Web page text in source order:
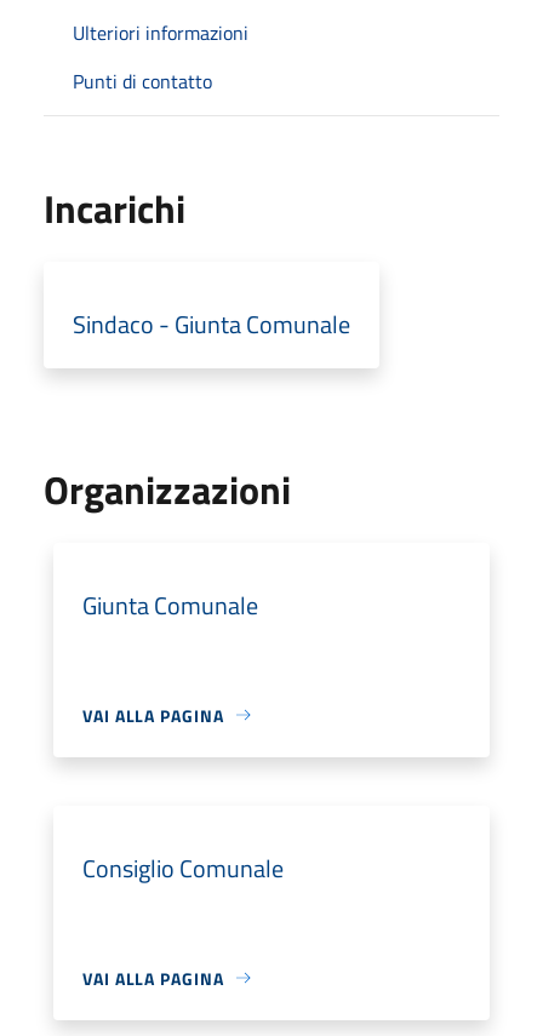
Ulteriori informazioni
Punti di contatto
Incarichi
Sindaco - Giunta Comunale
Organizzazioni
Giunta Comunale
VAI ALLA PAGINA
Consiglio Comunale
VAI ALLA PAGINA